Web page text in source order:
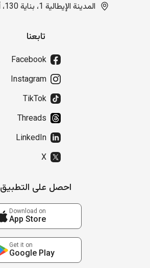
المدينة الإيطالية 1، بناية 130، أربيل، العراق
تابعنا
Facebook
Instagram
TikTok
Threads
LinkedIn
X
احصل على التطبيق
Download on
App Store
Get it on
Google Play